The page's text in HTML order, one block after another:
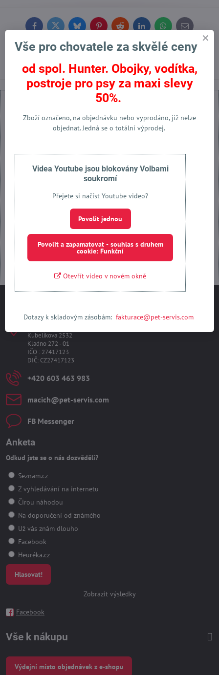
FacebookTwitterBlueskyPinterestReddit LinkedInWhatsApp
E-
Předchozí produkt Následující produkt
Povolit jednou
Povolit a zapamatovat - souhlas s druhem cookie: Funkční
Otevřít obsah v novém okně
Kubelíkova 2532
Kladno 272 - 01
IČO : 27417123
DIČ: CZ27417123
+420 603 463 983
macich​@pet-servis​.com
FB Messenger
Anketa
Odkud jste se o nás dozvěděli?
Seznam.cz
Z vyhledávání na internetu
Čirou náhodou
Na doporučení od známého
Už vás znám dlouho
Facebook
Heuréka.cz
Hlasovat!
Zobrazit výsledky
Facebook
Vše k nákupu
Výdejní místo objednávek z e-shopu
Vše pro chovatele za skvělé ceny
od spol. Hunter. Obojky, vodítka,
postroje pro psy za maxi slevy
50%.
Zboží označeno, na objednávku nebo vyprodáno, již nelze
objednat. Jedná se o totální výprodej.
Videa Youtube jsou blokovány Volbami
soukromí
Přejete si načíst Youtube video?
Povolit jednou
Povolit a zapamatovat - souhlas s druhem
cookie: Funkční
Otevřít video v novém okně
Dotazy k skladovým zásobám:fakturace@pet-servis.com